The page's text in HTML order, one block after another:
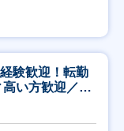
験歓迎！転勤
い方歓迎／土